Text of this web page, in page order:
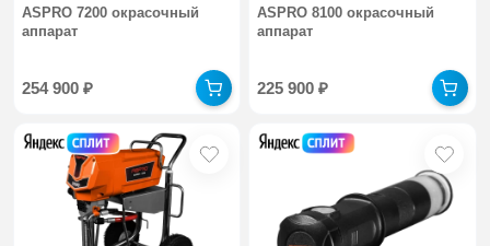
ASPRO 7200 окрасочный
аппарат
254 900₽
ASPRO 8100 окрасочный
аппарат
225 900₽